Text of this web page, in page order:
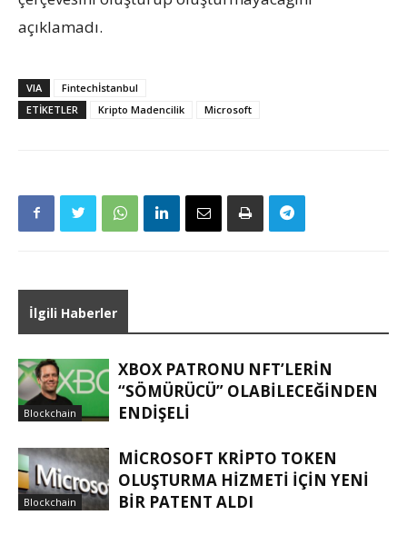
açıklamadı.
VIA
Fintechİstanbul
ETIKETLER
Kripto Madencilik Microsoft
İlgili Haberler
Blockchain
XBOX PATRONU NFT’LERIN
“SÖMÜRÜCÜ” OLABILECEĞINDEN
ENDIŞELI
Blockchain
MICROSOFT KRIPTO TOKEN
OLUŞTURMA HIZMETI IÇIN YENI
BIR PATENT ALDI